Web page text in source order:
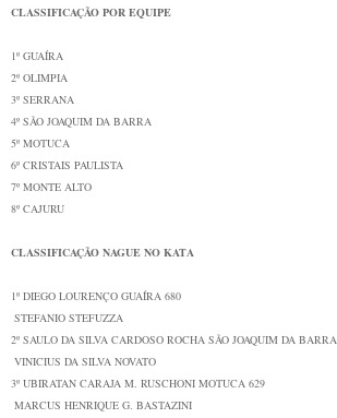
CLASSIFICAÇÃO POR EQUIPE
1º GUAÍRA
2º OLIMPIA
3º SERRANA
4º SÃO JOAQUIM DA BARRA
5º MOTUCA
6º CRISTAIS PAULISTA
7º MONTE ALTO
8º CAJURU
CLASSIFICAÇÃO NAGUE NO KATA
1º DIEGO LOURENÇO GUAÍRA 680
STEFANIO STEFUZZA
2º SAULO DA SILVA CARDOSO ROCHA SÃO JOAQUIM DA BARRA
VINICIUS DA SILVA NOVATO
3º UBIRATAN CARAJA M. RUSCHONI MOTUCA 629
MARCUS HENRIQUE G. BASTAZINI